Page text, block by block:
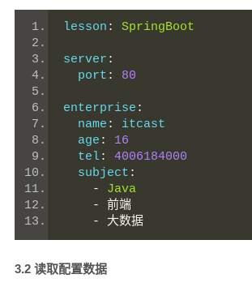
lesson : SpringBoot
server :
  port
: 80
enterprise :
  name
:
itcast
  age
:
16
  tel
:
4006184000
  subject
:
-
Java
-
前端
-
大数据
3.2 读取配置数据